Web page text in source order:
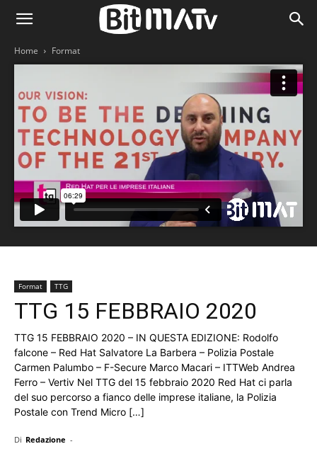
Home Format
Format TTG
TTG 15 FEBBRAIO 2020
TTG 15 FEBBRAIO 2020 – IN QUESTA EDIZIONE: Rodolfo
falcone – Red Hat Salvatore La Barbera – Polizia Postale
Carmen Palumbo – F-Secure Marco Macari – ITTWeb Andrea
Ferro – Vertiv Nel TTG del 15 febbraio 2020 Red Hat ci parla
del suo percorso a fianco delle imprese italiane, la Polizia
Postale con Trend Micro […]
Di Redazione -